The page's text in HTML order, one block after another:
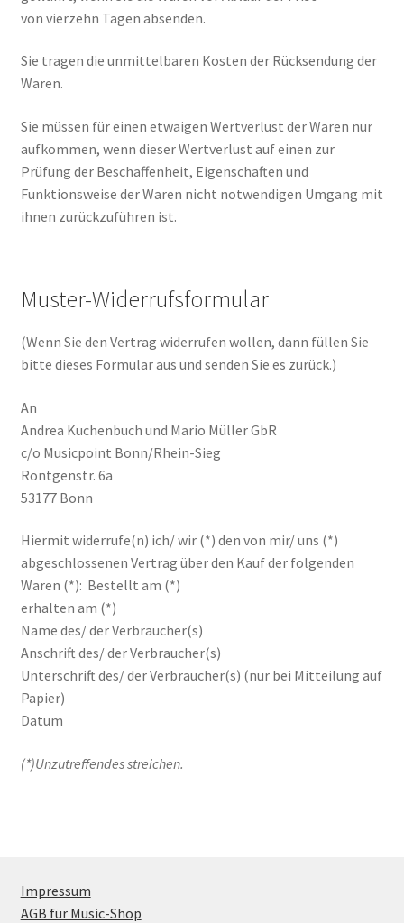
von vierzehn Tagen absenden.
Sie tragen die unmittelbaren Kosten der Rücksendung der
Waren.
Sie müssen für einen etwaigen Wertverlust der Waren nur
aufkommen, wenn dieser Wertverlust auf einen zur
Prüfung der Beschaffenheit, Eigenschaften und
Funktionsweise der Waren nicht notwendigen Umgang mit
ihnen zurückzuführen ist.
Muster-Widerrufsformular
(Wenn Sie den Vertrag widerrufen wollen, dann füllen Sie
bitte dieses Formular aus und senden Sie es zurück.)
An
Andrea Kuchenbuch und Mario Müller GbR
c/o Musicpoint Bonn/Rhein-Sieg
Röntgenstr. 6a
53177 Bonn
Hiermit widerrufe(n) ich/ wir (*) den von mir/ uns (*)
abgeschlossenen Vertrag über den Kauf der folgenden
Waren (*): Bestellt am (*)
erhalten am (*)
Name des/ der Verbraucher(s)
Anschrift des/ der Verbraucher(s)
Unterschrift des/ der Verbraucher(s) (nur bei Mitteilung auf
Papier)
Datum
(*)Unzutreffendes streichen.
Impressum
AGB für Music-Shop